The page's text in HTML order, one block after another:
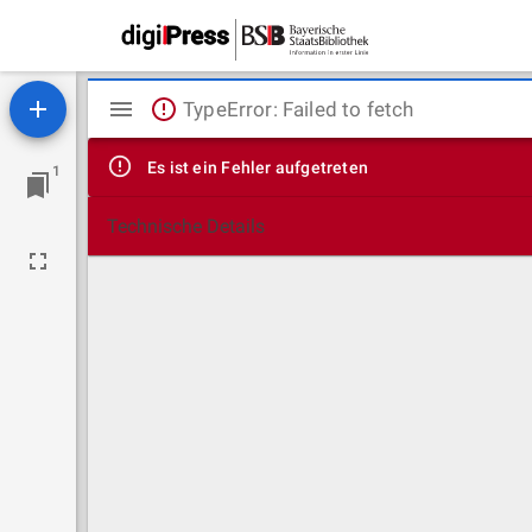
1
Mirador
Viewer
TypeError: Failed to fetch
Es ist ein Fehler aufgetreten
Technische Details